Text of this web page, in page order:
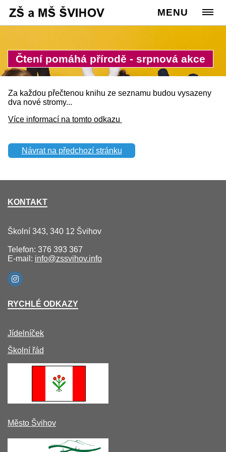
MENU
Čtení pomáhá přírodě - srpnová akce
Cesta:www.zssvihov.info
Škola>Ze života školy
Za každou přečtenou knihu ze seznamu budou vysazeny
dva nové stromy...
Více informací na tomto odkazu
Návrat na předchozí stránku
KONTAKT
Školní 343, 340 12 Švihov
Telefon: 376 393 367
E-mail: info@zssvihov.info
RYCHLÉ ODKAZY
Jídelníček
Školní řád
Město Švihov